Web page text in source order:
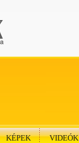
KÉPEK VIDEÓK